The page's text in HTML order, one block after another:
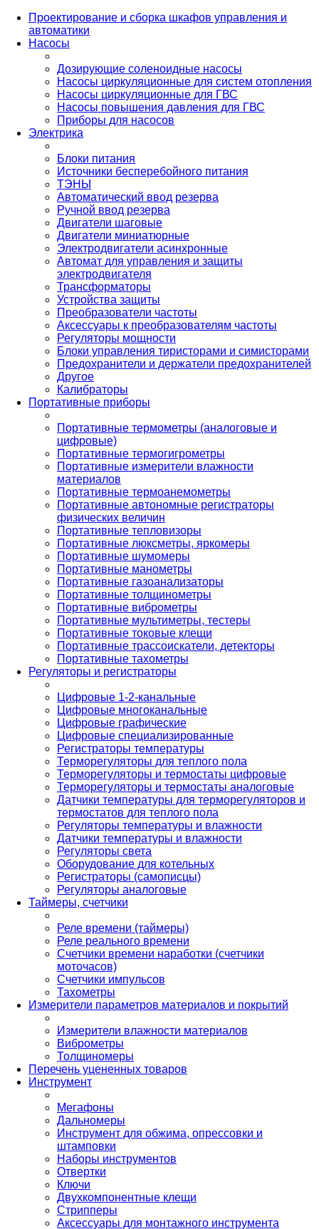
Проектирование и сборка шкафов управления и
автоматики
Насосы
Дозирующие соленоидные насосы
Насосы циркуляционные для систем отопления
Насосы циркуляционные для ГВС
Насосы повышения давления для ГВС
Приборы для насосов
Электрика
Блоки питания
Источники бесперебойного питания
ТЭНЫ
Автоматический ввод резерва
Ручной ввод резерва
Двигатели шаговые
Двигатели миниатюрные
Электродвигатели асинхронные
Автомат для управления и защиты
электродвигателя
Трансформаторы
Устройства защиты
Преобразователи частоты
Аксессуары к преобразователям частоты
Регуляторы мощности
Блоки управления тиристорами и симисторами
Предохранители и держатели предохранителей
Другое
Калибраторы
Портативные приборы
Портативные термометры (аналоговые и
цифровые)
Портативные термогигрометры
Портативные измерители влажности
материалов
Портативные термоанемометры
Портативные автономные регистраторы
физических величин
Портативные тепловизоры
Портативные люксметры, яркомеры
Портативные шумомеры
Портативные манометры
Портативные газоанализаторы
Портативные толщинометры
Портативные виброметры
Портативные мультиметры, тестеры
Портативные токовые клещи
Портативные трассоискатели, детекторы
Портативные тахометры
Регуляторы и регистраторы
Цифровые 1-2-канальные
Цифровые многоканальные
Цифровые графические
Цифровые специализированные
Регистраторы температуры
Терморегуляторы для теплого пола
Терморегуляторы и термостаты цифровые
Терморегуляторы и термостаты аналоговые
Датчики температуры для терморегуляторов и
термостатов для теплого пола
Регуляторы температуры и влажности
Датчики температуры и влажности
Регуляторы света
Оборудование для котельных
Регистраторы (самописцы)
Регуляторы аналоговые
Таймеры, счетчики
Реле времени (таймеры)
Реле реального времени
Счетчики времени наработки (счетчики
моточасов)
Счетчики импульсов
Тахометры
Измерители параметров материалов и покрытий
Измерители влажности материалов
Виброметры
Толщиномеры
Перечень уцененных товаров
Инструмент
Мегафоны
Дальномеры
Инструмент для обжима, опрессовки и
штамповки
Наборы инструментов
Отвертки
Ключи
Двухкомпонентные клещи
Стрипперы
Аксессуары для монтажного инструмента